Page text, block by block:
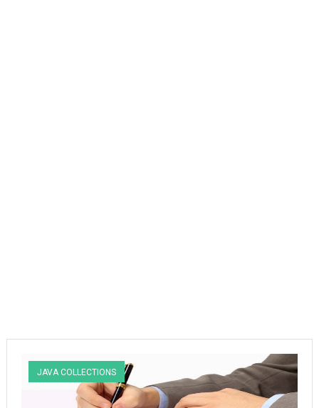
JAVA COLLECTIONS